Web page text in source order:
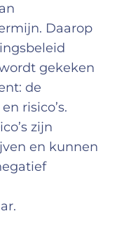
Daarop
gekeken
de
risico’s.
zijn
en kunnen